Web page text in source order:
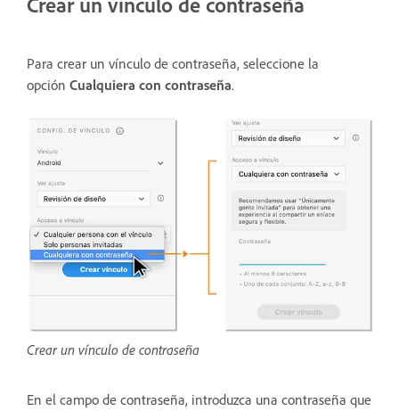
Para crear un vínculo de contraseña, seleccione la
opción Cualquiera con contraseña.
Crear un vínculo de contraseña
En el campo de contraseña, introduzca una contraseña que